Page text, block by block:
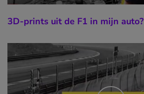
3D-prints uit de F1 in mijn auto?